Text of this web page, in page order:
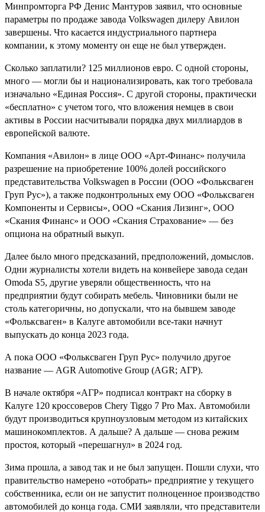
Минпромторга РФ Денис Мантуров заявил, что основные
параметры по продаже завода Volkswagen дилеру Авилон
завершены. Что касается индустриального партнера
компании, к этому моменту он еще не был утвержден.
Сколько заплатили? 125 миллионов евро. С одной стороны,
много — могли бы и национализировать, как того требовала
изначально «Единая Россия». С другой стороны, практически
«бесплатно» с учетом того, что вложения немцев в свои
активы в России насчитывали порядка двух миллиардов в
европейской валюте.
Компания «Авилон» в лице ООО «Арт-Финанс» получила
разрешение на приобретение 100% долей российского
представительства Volkswagen в России (ООО «Фольксваген
Груп Рус»), а также подконтрольных ему ООО «Фольксваген
Компоненты и Сервисы», ООО «Скания Лизинг», ООО
«Скания Финанс» и ООО «Скания Страхование» — без
опциона на обратный выкуп.
Далее было много предсказаний, предположений, домыслов.
Одни журналисты хотели видеть на конвейере завода седан
Omoda S5, другие уверяли общественность, что на
предприятии будут собирать мебель. Чиновники были не
столь категоричны, но допускали, что на бывшем заводе
«Фольксваген» в Калуге автомобили все-таки начнут
выпускать до конца 2023 года.
А пока ООО «Фольксваген Груп Рус» получило другое
название — AGR Automotive Group (AGR; АГР).
В начале октября «АГР» подписал контракт на сборку в
Калуге 120 кроссоверов Chery Tiggo 7 Pro Max. Автомобили
будут производиться крупноузловым методом из китайских
машинокомплектов. А дальше? А дальше — снова режим
простоя, который «перешагнул» в 2024 год.
Зима прошла, а завод так и не был запущен. Пошли слухи, что
правительство намерено «отобрать» предприятие у текущего
собственника, если он не запустит полноценное производство
автомобилей до конца года. СМИ заявляли, что представители